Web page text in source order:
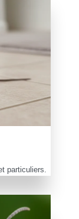
particuliers.